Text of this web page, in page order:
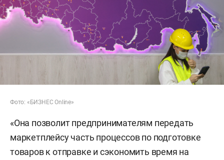
Фото: «БИЗНЕС Online»
«Она позволит предпринимателям передать
маркетплейсу часть процессов по подготовке
товаров к отправке и сэкономить время на